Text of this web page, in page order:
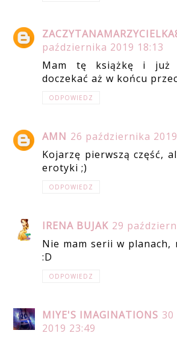
października 2019 18:13
Mam tę książkę i już
doczekać aż w końcu
ODPOWIEDZ
AMN 26 października
Kojarzę pierwszą część,
erotyki ;)
ODPOWIEDZ
IRENA BUJAK 29
Nie mam serii w planach,
:D
ODPOWIEDZ
MIYE'S IMAGINATIONS
2019 23:49